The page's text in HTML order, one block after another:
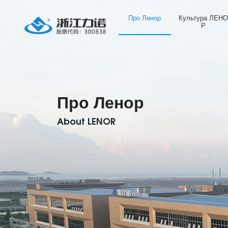
Про Ленор Культура ЛЕНО
Р
Про Ленор
About LENOR